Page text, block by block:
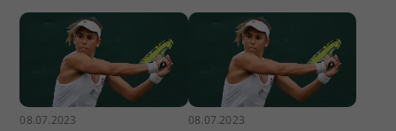
08.07.2023 08.07.2023